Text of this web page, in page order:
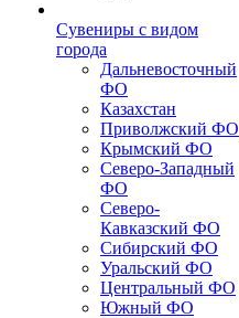
Сувениры с видом
города
Дальневосточный
ФО
Казахстан
Приволжский ФО
Крымский ФО
Северо-Западный
ФО
Северо-
Кавказский ФО
Сибирский ФО
Уральский ФО
Центральный ФО
Южный ФО